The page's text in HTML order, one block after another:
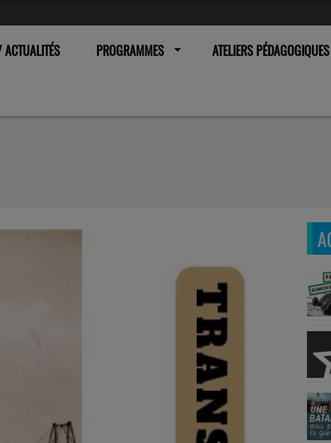
PROGRAMMES ATELIERS PÉDAGOGIQUES